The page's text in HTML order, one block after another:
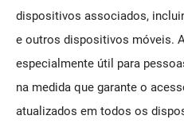
dispositivos associados,
e outros dispositivos móveis.
especialmente útil para
na medida que garante o
atualizados em todos os